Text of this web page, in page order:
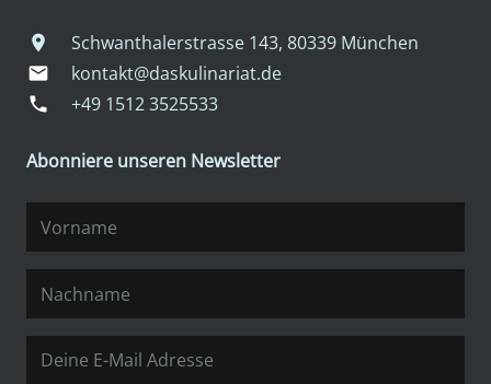
location_on Schwanthalerstrasse 143, 80339 München
mail kontakt@daskulinariat.de
phone +49 1512 3525533
Abonniere unseren Newsletter